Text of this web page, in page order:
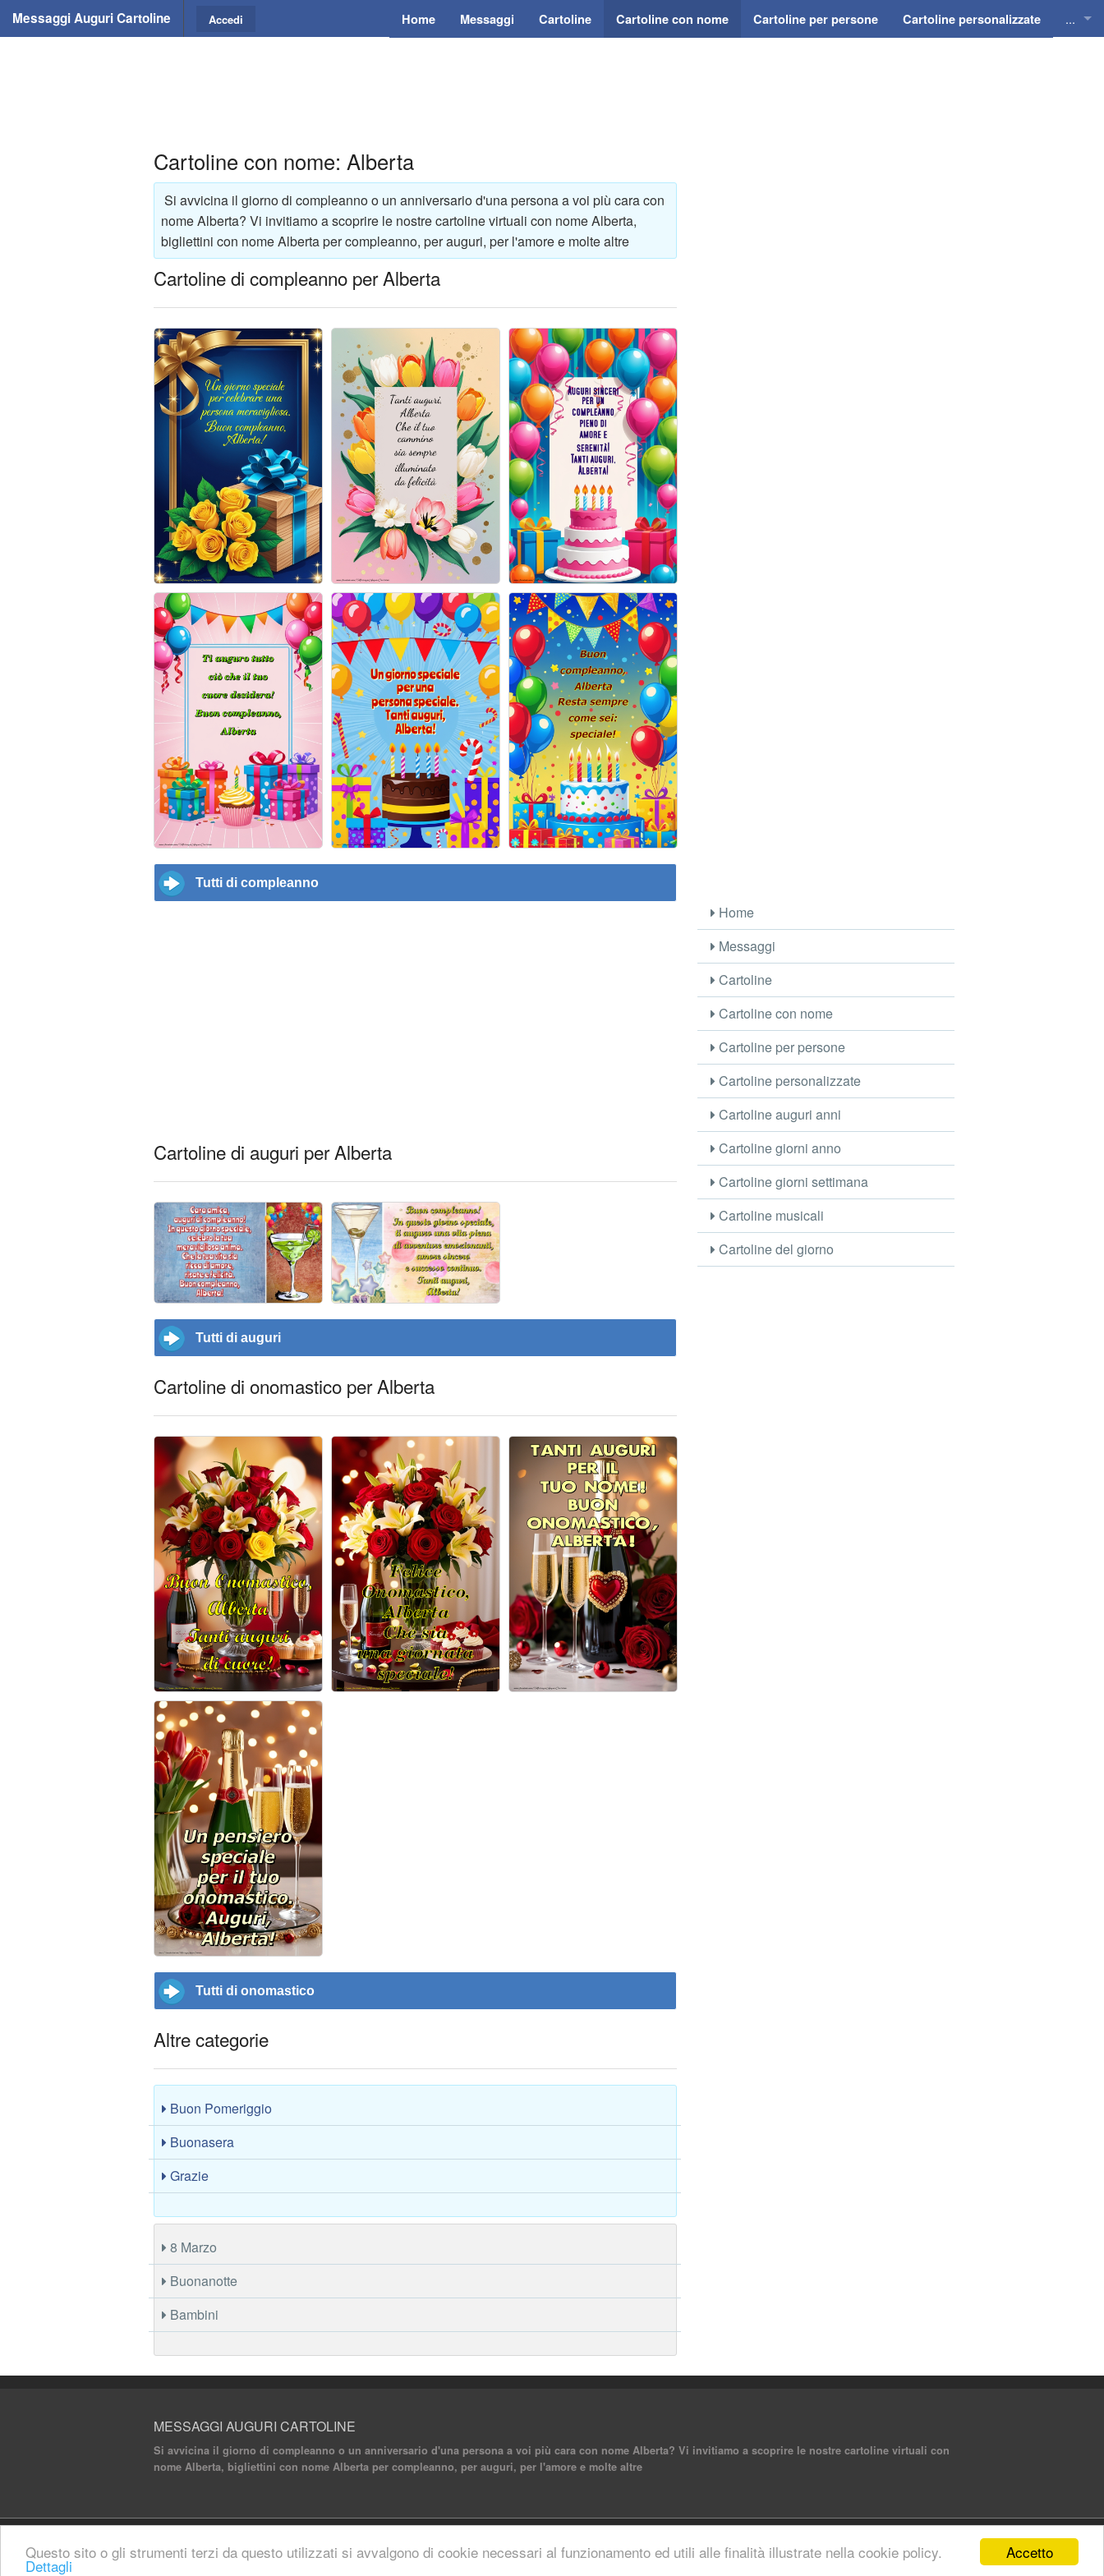
Accetto
Questo sito o gli strumenti terzi da questo utilizzati si avvalgono di cookie necessari al funzionamento ed utili alle finalità illustrate nella cookie policy.
Dettagli
Messaggi Auguri Cartoline Home Messaggi Cartoline Cartoline con nome Cartoline per persone Cartoline personalizzate ...
Accedi
Cartoline con nome: Alberta
Si avvicina il giorno di compleanno o un anniversario d'una persona a voi più cara con
nome Alberta? Vi invitiamo a scoprire le nostre cartoline virtuali con nome Alberta,
bigliettini con nome Alberta per compleanno, per auguri, per l'amore e molte altre
Cartoline di compleanno per Alberta
Tutti di compleanno
Cartoline di auguri per Alberta
Tutti di auguri
Cartoline di onomastico per Alberta
Tutti di onomastico
Altre categorie
Buon Pomeriggio
Buonasera
Grazie
8 Marzo
Buonanotte
Bambini
Home
Messaggi
Cartoline
Cartoline con nome
Cartoline per persone
Cartoline personalizzate
Cartoline auguri anni
Cartoline giorni anno
Cartoline giorni settimana
Cartoline musicali
Cartoline del giorno
MESSAGGI AUGURI CARTOLINE
Si avvicina il giorno di compleanno o un anniversario d'una persona a voi più cara con nome Alberta? Vi invitiamo a scoprire le nostre cartoline virtuali con
nome Alberta, bigliettini con nome Alberta per compleanno, per auguri, per l'amore e molte altre